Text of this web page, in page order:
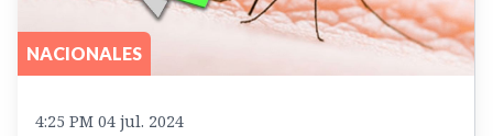
NACIONALES
4:25 PM 04 jul. 2024